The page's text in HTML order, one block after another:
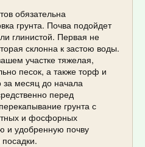
обязательна
грунта. Почва подойдет
глинистой. Первая не
склонна к застою воды.
участке тяжелая,
песок, а также торф и
за месяц до начала
перед
грунта с
и фосфорных
и удобренную почву